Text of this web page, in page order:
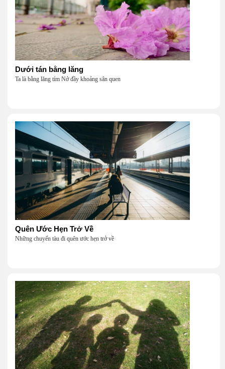
Dưới tán bằng lăng
Ta là bằng lăng tím Nở đầy khoảng sân quen
Quên Ước Hẹn Trở Về
Những chuyến tàu đi quên ước hẹn trở về